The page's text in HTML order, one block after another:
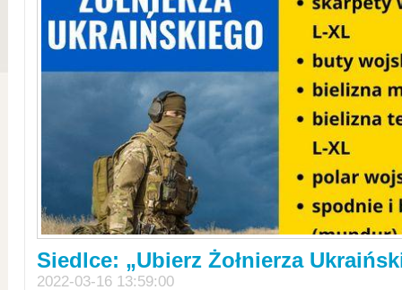
Siedlce: „Ubierz Żołnierza
2022-03-16 13:59:00